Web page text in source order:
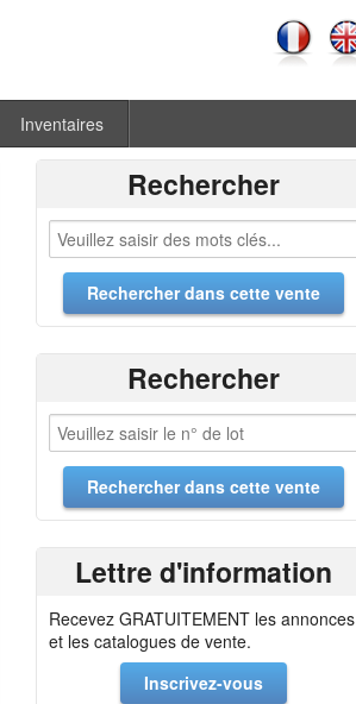
Inventaires
Rechercher
Rechercher
Lettre d'information
Recevez GRATUITEMENT les annonces
et les catalogues de vente.
Inscrivez-vous